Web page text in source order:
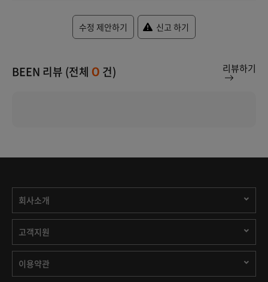
수정 제안하기 신고 하기
BEEN 리뷰 (전체 0 건) 리뷰하기
회사소개
고객지원
이용약관